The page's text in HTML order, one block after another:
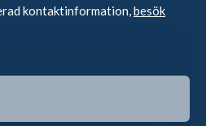
kontaktinformation,besök